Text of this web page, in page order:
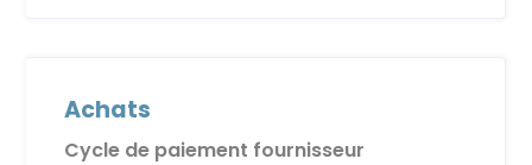
Achats
Cycle de paiement fournisseur